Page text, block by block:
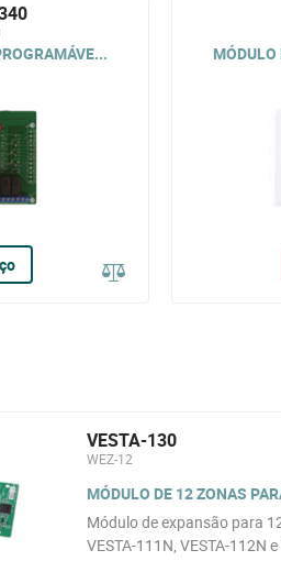
MÓDULO
VESTA-130
WEZ-12
MÓDULO DE 12 ZONAS
Módulo de expansão para
VESTA-111N, VESTA-112N